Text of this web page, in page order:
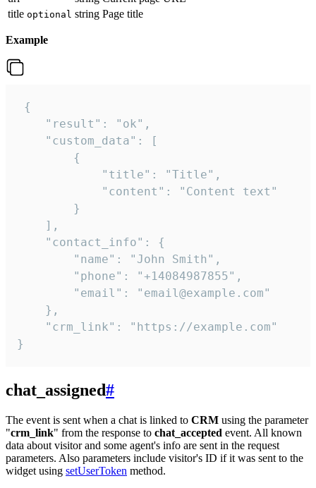
title optional string Page title
Example
{
    "result": "ok",
    "custom_data": [
        {
            "title": "Title",
            "content": "Content text"
        }
    ],
    "contact_info": {
        "name": "John Smith",
        "phone": "+14084987855",
        "email": "email@example.com"
    },
    "crm_link": "https://example.com"
}
chat_assigned#
The event is sent when a chat is linked to CRM using the parameter
"crm_link" from the response to chat_accepted event. All known
data about visitor and some agent's info are sent in the request
parameters. Also parameters include visitor's ID if it was sent to the
widget using setUserToken method.